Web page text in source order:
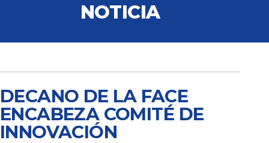
NOTICIA
DECANO DE LA FACE
ENCABEZA COMITÉ DE
INNOVACIÓN